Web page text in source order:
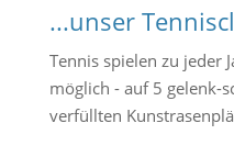
...unser
Tennis spielen zu jeder
möglich - auf 5 gelenk-
verfüllten